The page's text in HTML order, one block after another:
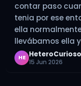
contar paso
tenia por ese
ella
llevábamos ella
mi…
HE
15 Jun 2026